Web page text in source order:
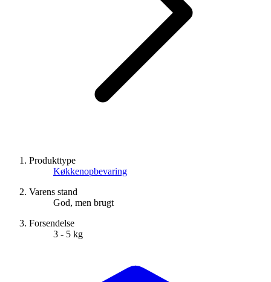
Produkttype
Køkkenopbevaring
Varens stand
God, men brugt
Forsendelse
3 - 5 kg